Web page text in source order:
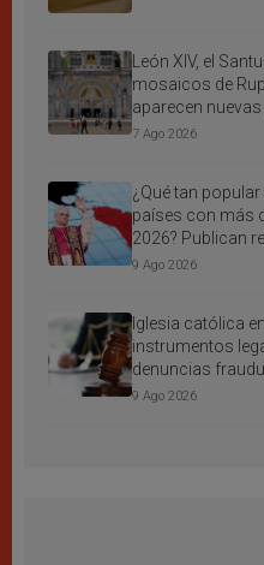
León XIV, el
mosaicos de
aparecen
7 Ago 2026
¿Qué tan
países con más
2026? Publican
9 Ago 2026
Iglesia católica
instrumentos
denuncias
9 Ago 2026